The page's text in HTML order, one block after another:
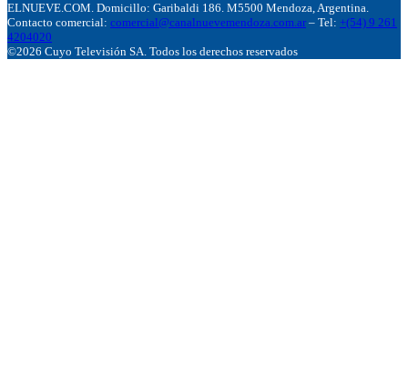
ELNUEVE.COM. Domicillo: Garibaldi 186. M5500 Mendoza, Argentina.
Contacto comercial: comercial@canalnuevemendoza.com.ar – Tel: +(54) 9 261
4204020
©2026 Cuyo Televisión SA. Todos los derechos reservados